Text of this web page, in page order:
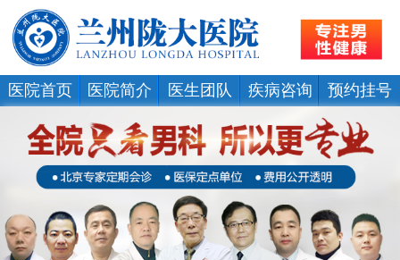
医院首页 医院简介 医生团队 疾病咨询 预约挂号